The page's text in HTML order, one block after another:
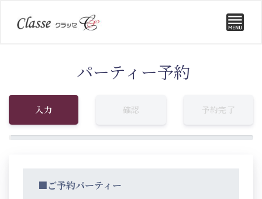
パーティー予約
入力 確認 予約完了
■ご予約パーティー